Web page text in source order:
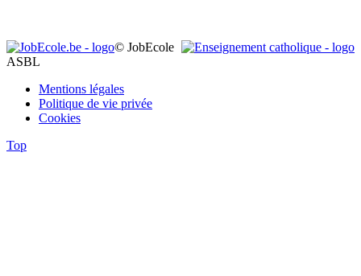
© JobEcole
ASBL
Mentions légales
Politique de vie privée
Cookies
Top